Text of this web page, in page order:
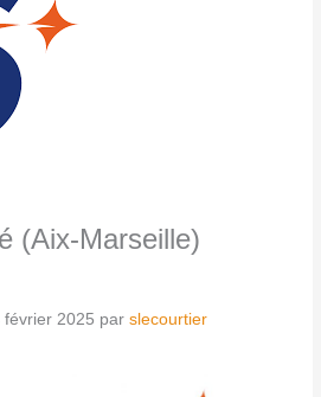
(Aix-Marseille)
février 2025 parslecourtier